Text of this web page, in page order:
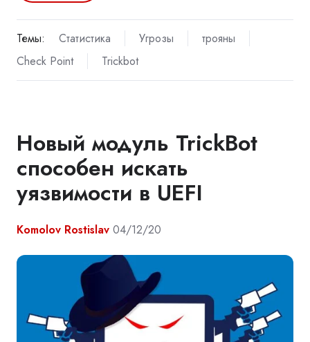
Темы: Статистика Угрозы
трояны
Check Point
Trickbot
Новый модуль TrickBot
способен искать
уязвимости в UEFI
Komolov Rostislav 04/12/20